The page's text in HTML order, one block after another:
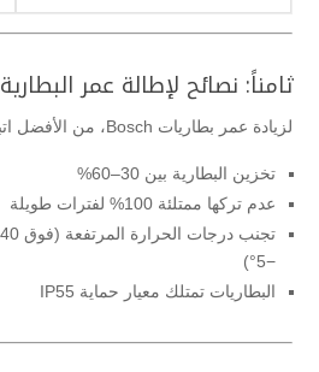
ثامناً: نصائح لإطالة عمر البطارية
لزيادة عمر بطاريات Bosch، من الأفضل اتباع الإرشادات التالية:
تخزين البطارية بين 30–60%
عدم تركها ممتلئة 100% لفترات طويلة
−5°)
البطاريات تمتلك معيار حماية IP55